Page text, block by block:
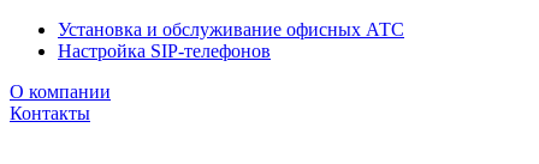
Установка и обслуживание офисных АТС
Настройка SIP-телефонов
О компании
Контакты